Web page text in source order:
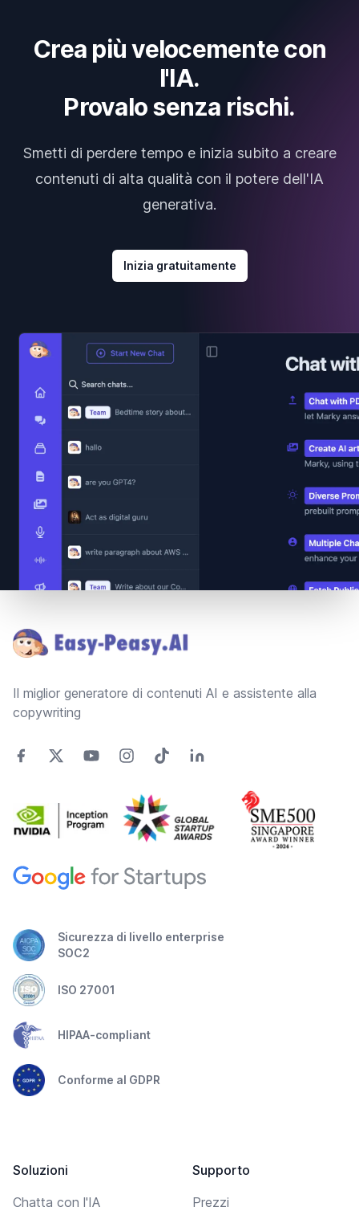
Crea più velocemente con
l'IA.
Provalo senza rischi.
Smetti di perdere tempo e inizia subito a creare
contenuti di alta qualità con il potere dell'IA
generativa.
Inizia gratuitamente
Il miglior generatore di contenuti AI e assistente alla
copywriting
Sicurezza di livello enterprise
SOC2
ISO 27001
HIPAA-compliant
Conforme al GDPR
Soluzioni
Chatta con l'IA
Supporto
Prezzi